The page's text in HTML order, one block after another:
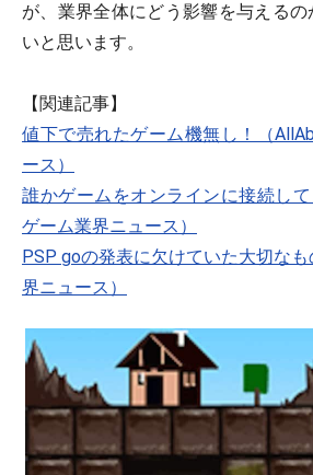
が、業界全体にどう影響を与える
いと思います。
【関連記事】
値下で売れたゲーム機無し！（
ース）
誰かゲームをオンラインに接続し
ゲーム業界ニュース）
PSP goの発表に欠けていた大切な
界ニュース）